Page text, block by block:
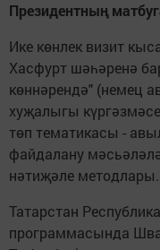
Президентның
Ике көнлек визит
Хасфурт шәһәренә
көннәрендә" (немец
хуҗалыгы
төп тематикасы -
файдалану
нәтиҗәле методлары.
Татарстан
программасында